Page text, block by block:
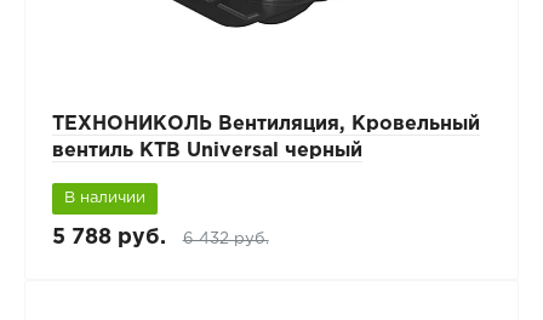
ТЕХНОНИКОЛЬ Вентиляция, Кровельный
вентиль КТВ Universal черный
В наличии
5 788 руб. 6 432 руб.